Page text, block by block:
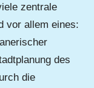
zentrale
vor allem eines:
des
die